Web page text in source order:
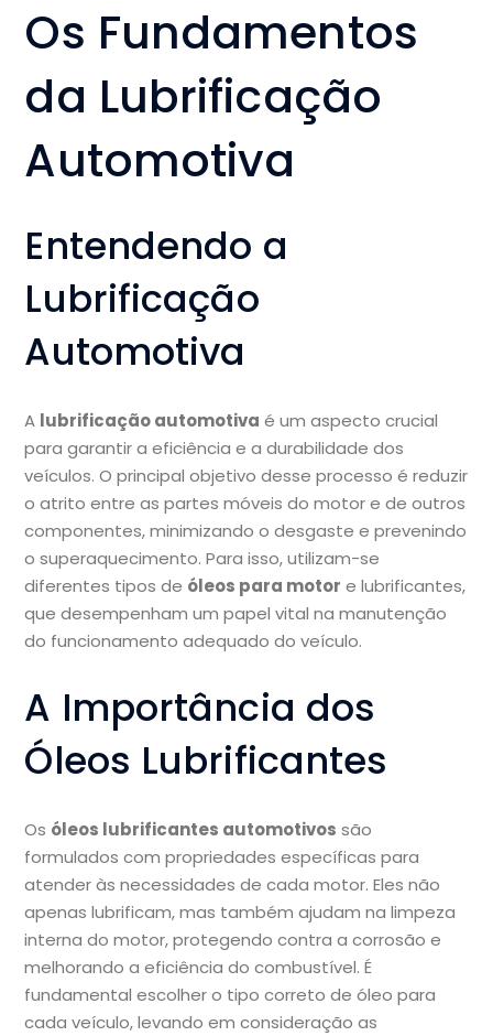
Os Fundamentos
da Lubrificação
Automotiva
Entendendo a
Lubrificação
Automotiva
A lubrificação automotiva é um aspecto crucial
para garantir a eficiência e a durabilidade dos
veículos. O principal objetivo desse processo é reduzir
o atrito entre as partes móveis do motor e de outros
componentes, minimizando o desgaste e prevenindo
o superaquecimento. Para isso, utilizam-se
diferentes tipos de óleos para motor e lubrificantes,
que desempenham um papel vital na manutenção
do funcionamento adequado do veículo.
A Importância dos
Óleos Lubrificantes
Os óleos lubrificantes automotivos são
formulados com propriedades específicas para
atender às necessidades de cada motor. Eles não
apenas lubrificam, mas também ajudam na limpeza
interna do motor, protegendo contra a corrosão e
melhorando a eficiência do combustível. É
fundamental escolher o tipo correto de óleo para
cada veículo, levando em consideração as